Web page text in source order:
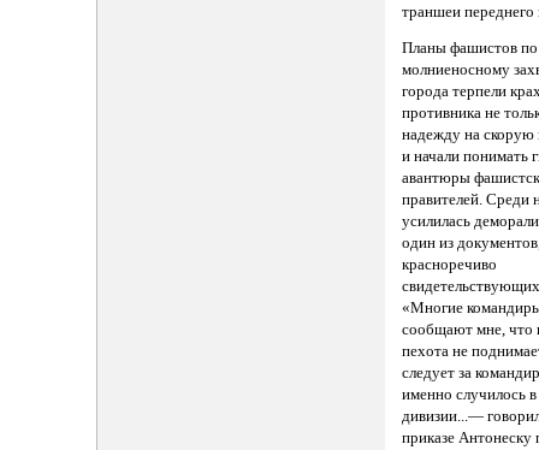
траншеи переднего
Планы фашистов по
молниеносному
города терпели
противника не
надежду на скорую
и начали понимать
авантюры
правителей. Среди
усилилась
один из
красноречиво
«Многие
сообщают мне, что
пехота не
следует за
именно случилось
дивизии...—
приказе Антонеску